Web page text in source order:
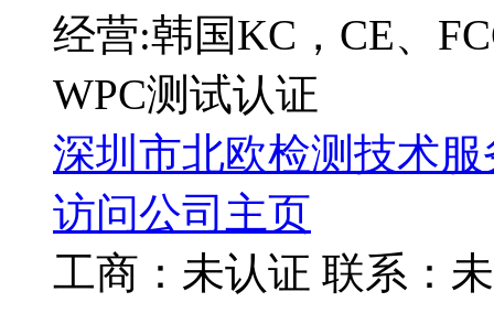
经营:韩国KC，CE、
WPC测试认证
深圳市北欧检测技术
访问公司主页
工商： 未认证 联系：